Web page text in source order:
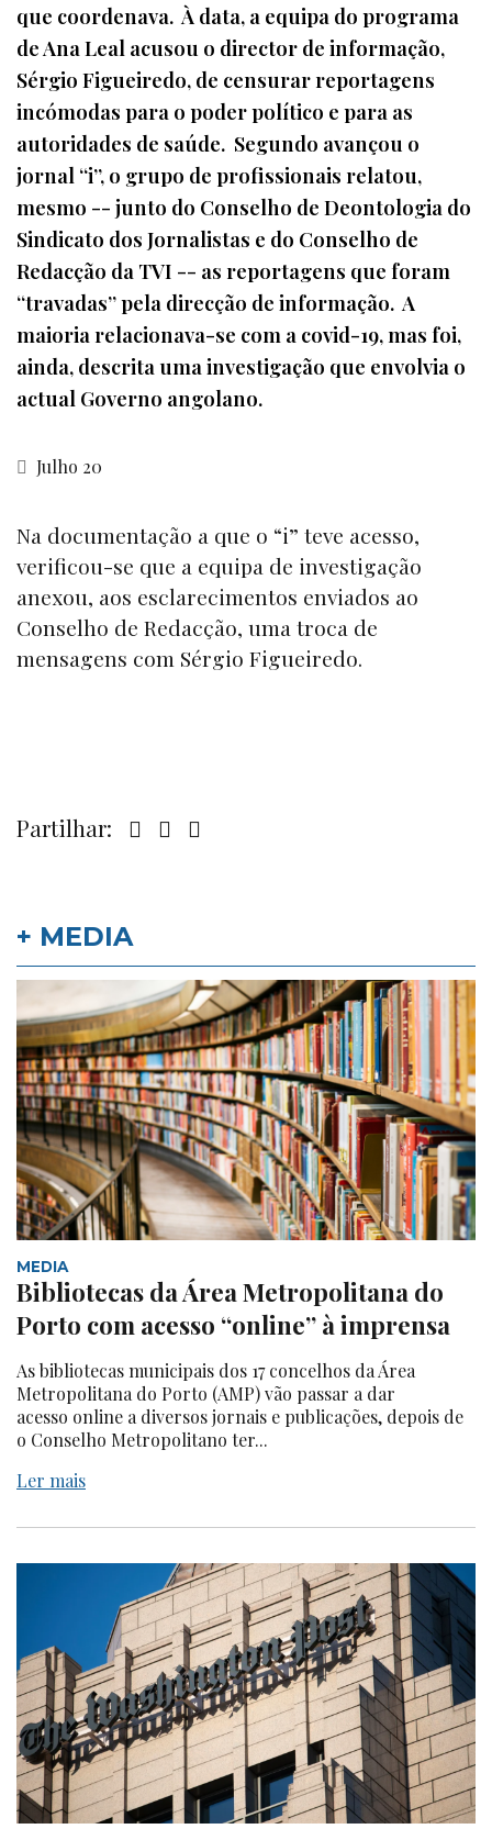
que coordenava. À data, a equipa do programa
de Ana Leal acusou o director de informação,
Sérgio Figueiredo, de censurar reportagens
incómodas para o poder político e para as
autoridades de saúde. Segundo avançou o
jornal “i”, o grupo de profissionais relatou,
mesmo -- junto do Conselho de Deontologia do
Sindicato dos Jornalistas e do Conselho de
Redacção da TVI -- as reportagens que foram
“travadas” pela direcção de informação. A
maioria relacionava-se com a covid-19, mas foi,
ainda, descrita uma investigação que envolvia o
actual Governo angolano.
Julho 20
Na documentação a que o “i” teve acesso,
verificou-se que a equipa de investigação
anexou, aos esclarecimentos enviados ao
Conselho de Redacção, uma troca de
mensagens com Sérgio Figueiredo.
Partilhar:
+ MEDIA
MEDIA
Bibliotecas da Área Metropolitana do
Porto com acesso “online” à imprensa
As bibliotecas municipais dos 17 concelhos da Área
Metropolitana do Porto (AMP) vão passar a dar
acesso online a diversos jornais e publicações, depois de
o Conselho Metropolitano ter...
Ler mais